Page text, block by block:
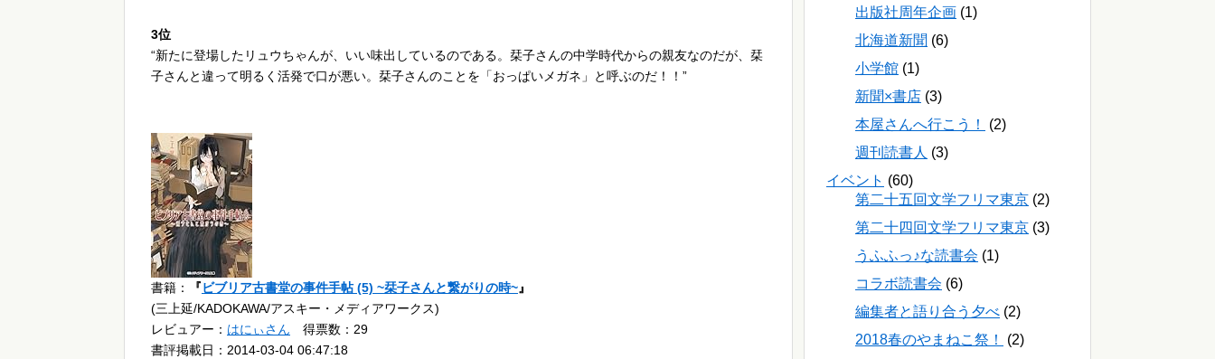
3位
“新たに登場したリュウちゃんが、いい味出しているのである。栞子さんの中学時代からの親友なのだが、栞
子さんと違って明るく活発で口が悪い。栞子さんのことを「おっぱいメガネ」と呼ぶのだ！！”
書籍： 『ビブリア古書堂の事件手帖 (5) ~栞子さんと繋がりの時~』
(三上延/KADOKAWA/アスキー・メディアワークス)
レビュアー： はにぃさん 得票数：29
書評掲載日：2014-03-04 06:47:18
出版社周年企画 (1)
北海道新聞 (6)
小学館 (1)
新聞×書店 (3)
本屋さんへ行こう！
(2)
週刊読書人 (3)
イベント (60)
第二十五回文学フリマ東京 (2)
第二十四回文学フリマ東京 (3)
うふふっ♪な読書会 (1)
コラボ読書会 (6)
編集者と語り合う夕べ (2)
2018春のやまねこ祭！
(2)